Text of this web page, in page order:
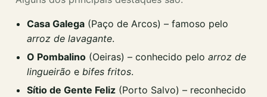
Casa Galega (Paço de Arcos) – famoso pelo
arroz de lavagante.
O Pombalino (Oeiras) – conhecido peloarroz de
lingueirão ebifes fritos.
Sítio de Gente Feliz (Porto Salvo) – reconhecido